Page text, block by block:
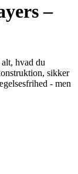
–
hvad du
sikker
- men